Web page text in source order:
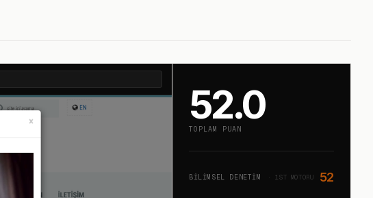
52.0
TOPLAM PUAN
BILIMSEL DENETIM · 1ST MOTORU 52